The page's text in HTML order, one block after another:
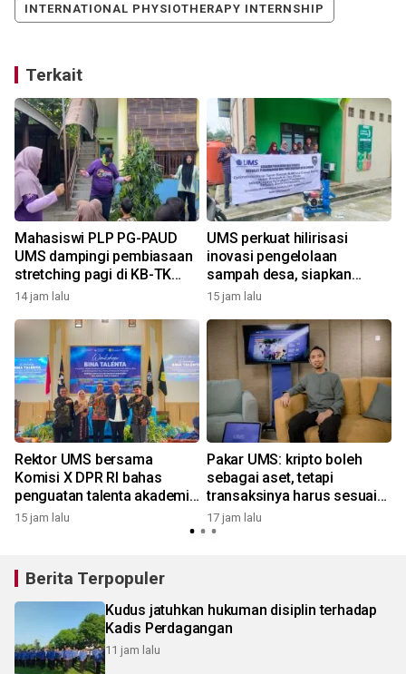
INTERNATIONAL PHYSIOTHERAPY INTERNSHIP
Terkait
Mahasiswi PLP PG-PAUD
UMS dampingi pembiasaan
stretching pagi di KB-TK
Alam Surya Mentari
14 jam lalu
UMS perkuat hilirisasi
inovasi pengelolaan
sampah desa, siapkan
model ekonomi sirkular
15 jam lalu
Rektor UMS bersama
Komisi X DPR RI bahas
penguatan talenta akademik
dan hilirisasi riset di IBISA
15 jam lalu
Pakar UMS: kripto boleh
sebagai aset, tetapi
transaksinya harus sesuai
prinsip syariah
17 jam lalu
Berita Terpopuler
Kudus jatuhkan hukuman disiplin terhadap
Kadis Perdagangan
11 jam lalu